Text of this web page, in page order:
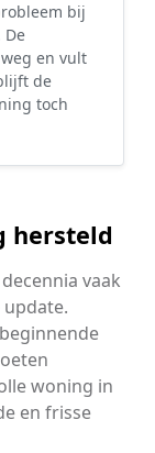
bij
De
en vult
de
toch
hersteld
vaak
woning in
en frisse